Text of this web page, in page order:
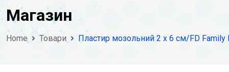
Магазин
Home Товари Пластир мозольний 2 х 6 см/FD Family